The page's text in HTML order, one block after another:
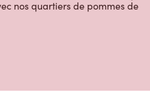
nos quartiers de pommes de